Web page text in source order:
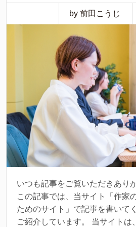
by 前田こうじ
いつも記事をご覧いただきあり
この記事では、当サイト「作家
ためのサイト」で記事を書いて
ご紹介しています。 当サイトは